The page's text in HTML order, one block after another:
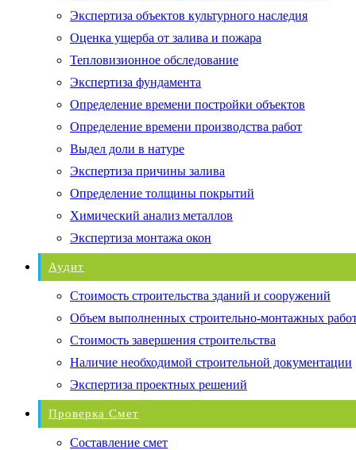
Экспертиза объектов культурного наследия
Оценка ущерба от залива и пожара
Тепловизионное обследование
Экспертиза фундамента
Определение времени постройки объектов
Определение времени производства работ
Выдел доли в натуре
Экспертиза причины залива
Определение толщины покрытий
Химический анализ металлов
Экспертиза монтажа окон
Аудит
Стоимость строительства зданий и сооружений
Объем выполненных строительно-монтажных
Стоимость завершения строительства
Наличие необходимой строительной документации
Экспертиза проектных решений
Проверка Смет
Составление смет